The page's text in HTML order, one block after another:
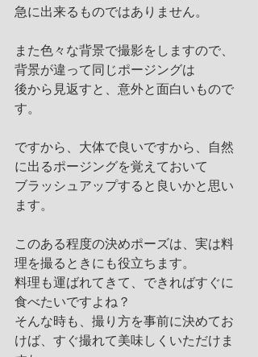
急に出来るものではありません。
また色々な背景で撮影をしますので、
背景が違って同じポージングは
後から見返すと、意外と面白いもので
す。
ですから、大体で良いですから、自然
に出るポージングを覚えておいて
ブラッシュアップすると良いかと思い
ます。
このある程度の決めポーズは、実は料
理を撮るときにも役立ちます。
料理も運ばれてきて、できればすぐに
食べたいですよね？
そんな時も、撮り方を事前に決めてお
けば、すぐ撮れて美味しくいただけま